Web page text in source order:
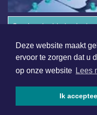
Deze website maakt
ervoor te zorgen dat u
op onze website Lees
Ik
Overige dagbladen in de
Algemene voorwaarden
Disclaimer